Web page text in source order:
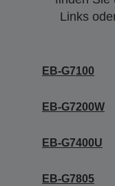
Links
EB-G7100
EB-G7200W
EB-G7400U
EB-G7805